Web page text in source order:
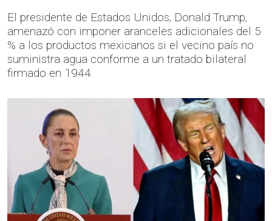
El presidente de Estados Unidos, Donald Trump,
amenazó con imponer aranceles adicionales del 5
% a los productos mexicanos si el vecino país no
suministra agua conforme a un tratado bilateral
firmado en 1944.